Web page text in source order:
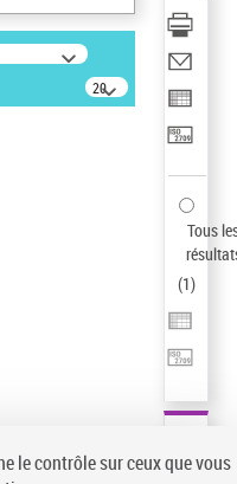
20
résultats/page
Tous
(1)
le contrôle sur ceux que vous